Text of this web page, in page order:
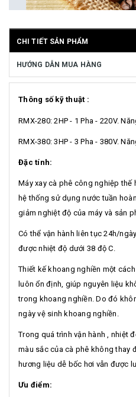
CHI TIẾT SẢN PHẨM
HƯỚNG DẪN MUA HÀNG
Thông số kỹ thuật :
RMX-280: 2HP - 1 Pha - 220V.
RMX-380: 3HP - 3 Pha - 380V.
Đặc tính:
Máy xay cà phê công nghiệp thế
hệ thống sử dụng nước tuần
giảm nghiệt độ của máy và sản
Có thể vận hành liên tục 24h/
được nhiệt độ dưới 38 độ C.
Thiết kế khoang nghiền một
luôn ổn định, giúp nguyên liệu
trong khoang nghiền. Do đó
ngày vệ sinh khoang nghiền.
Trong quá trình vận hành , nhiệt
màu sắc của cà phê không thay
hương liệu dễ bốc hơi vẫn được
Ưu điểm: